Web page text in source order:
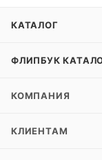
КАТАЛОГ
ФЛИПБУК
КОМПАНИЯ
КЛИЕНТАМ